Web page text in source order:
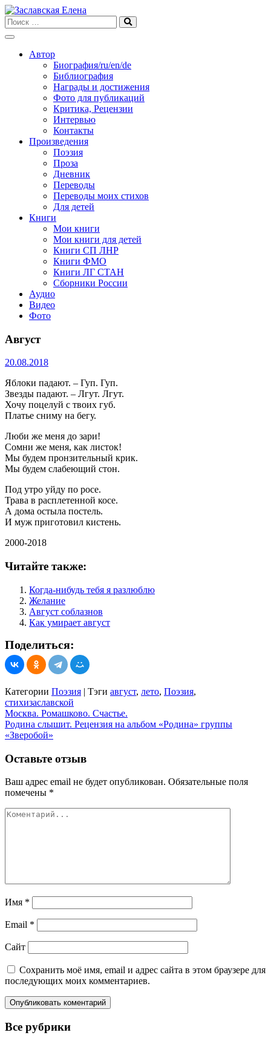
Skip
to
content
Автор
Биография/ru/en/de
Библиография
Награды и достижения
Фото для публикаций
Критика, Рецензии
Интервью
Контакты
Произведения
Поэзия
Проза
Дневник
Переводы
Переводы моих стихов
Для детей
Книги
Мои книги
Мои книги для детей
Книги СП ЛНР
Книги ФМО
Книги ЛГ СТАН
Сборники России
Аудио
Видео
Фото
Август
20.08.2018
Яблоки падают. – Гуп. Гуп.
Звезды падают. – Лгут. Лгут.
Хочу поцелуй с твоих губ.
Платье сниму на бегу.
Люби же меня до зари!
Сомни же меня, как листок!
Мы будем пронзительный крик.
Мы будем слабеющий стон.
Под утро уйду по росе.
Трава в расплетенной косе.
А дома остыла постель.
И муж приготовил кистень.
2000-2018
Читайте также:
Когда-нибудь тебя я разлюблю
Желание
Август соблазнов
Как умирает август
Поделиться:
Категории Поэзия | Тэги август, лето, Поэзия,
стихизаславской
Навигация
по
Москва. Ромашково. Счастье.
Родина слышит. Рецензия на альбом «Родина» группы
«Зверобой»
Оставьте отзыв
Ваш адрес email не будет опубликован. Обязательные поля
помечены *
Имя *
Email *
Сайт
Сохранить моё имя, email и адрес сайта в этом браузере для
последующих моих комментариев.
Все рубрики